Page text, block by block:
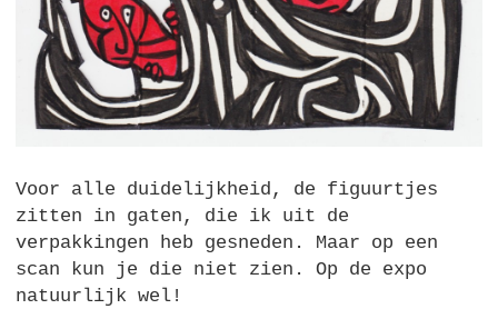
Voor alle duidelijkheid, de figuurtjes
zitten in gaten, die ik uit de
verpakkingen heb gesneden. Maar op een
scan kun je die niet zien. Op de expo
natuurlijk wel!